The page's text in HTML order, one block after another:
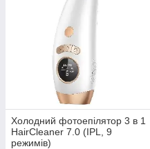
Холодний фотоепілятор 3 в 1
HairCleaner 7.0 (IPL, 9
режимів)